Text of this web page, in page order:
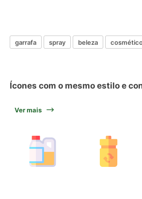
garrafa spray beleza
Ícones com o mesmo estilo e
Ver mais